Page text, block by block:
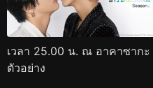
เวลา 25.00 น. ณ อาคาซากะ
ตัวอย่าง